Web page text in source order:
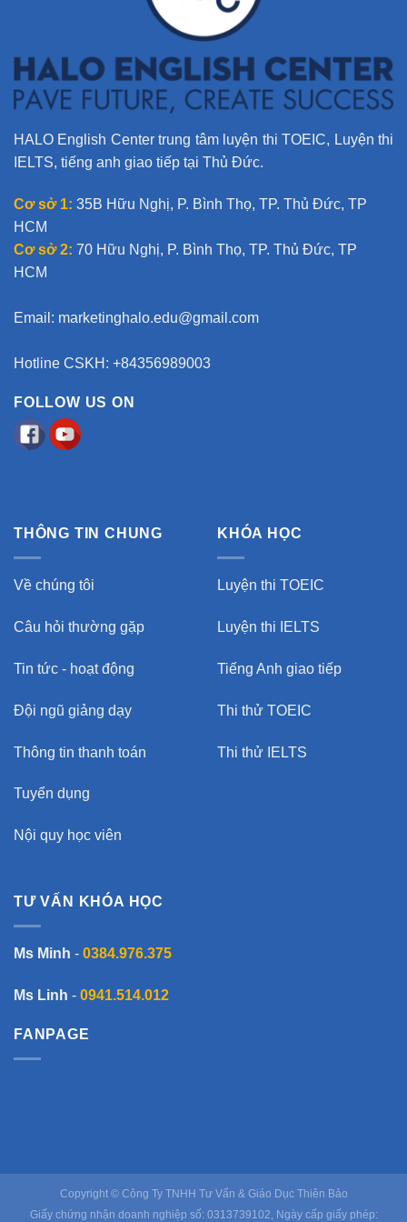
HALO English Center trung tâm luyện thi TOEIC, Luyện thi
IELTS, tiếng anh giao tiếp tại Thủ Đức.
Cơ sở 1: 35B Hữu Nghị, P. Bình Thọ, TP. Thủ Đức, TP
HCM
Cơ sở 2: 70 Hữu Nghị, P. Bình Thọ, TP. Thủ Đức, TP
HCM
Email: marketinghalo.edu@gmail.com
Hotline CSKH: +84356989003
FOLLOW US ON
THÔNG TIN CHUNG
Về chúng tôi
Câu hỏi thường gặp
Tin tức - hoạt động
Đội ngũ giảng dạy
Thông tin thanh toán
Tuyển dụng
Nội quy học viên
KHÓA HỌC
Luyện thi TOEIC
Luyện thi IELTS
Tiếng Anh giao tiếp
Thi thử TOEIC
Thi thử IELTS
TƯ VẤN KHÓA HỌC
Ms Minh - 0384.976.375
Ms Linh - 0941.514.012
FANPAGE
Copyright © Công Ty TNHH Tư Vấn & Giáo Dục Thiên Bảo
Giấy chứng nhận doanh nghiệp số: 0313739102, Ngày cấp giấy phép: